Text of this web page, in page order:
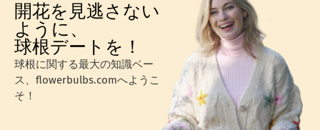
開花を見逃さない
ように、
球根デートを！
球根に関する最大の知識ベー
ス、flowerbulbs.comへようこ
そ！